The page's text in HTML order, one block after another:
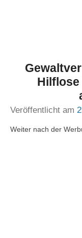
Hilflose
Veröffentlicht am
Weiter nach der